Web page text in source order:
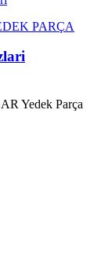
PARÇA
Yedek Parça